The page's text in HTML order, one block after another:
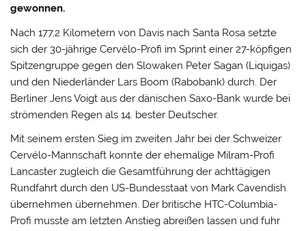
gewonnen.
Nach 177,2 Kilometern von Davis nach Santa Rosa setzte
sich der 30-jährige Cervélo-Profi im Sprint einer 27-köpfigen
Spitzengruppe gegen den Slowaken Peter Sagan (Liquigas)
und den Niederländer Lars Boom (Rabobank) durch. Der
Berliner Jens Voigt aus der dänischen Saxo-Bank wurde bei
strömenden Regen als 14. bester Deutscher.
Mit seinem ersten Sieg im zweiten Jahr bei der Schweizer
Cervélo-Mannschaft konnte der ehemalige Milram-Profi
Lancaster zugleich die Gesamtführung der achttägigen
Rundfahrt durch den US-Bundesstaat von Mark Cavendish
übernehmen übernehmen. Der britische HTC-Columbia-
Profi musste am letzten Anstieg abreißen lassen und fuhr